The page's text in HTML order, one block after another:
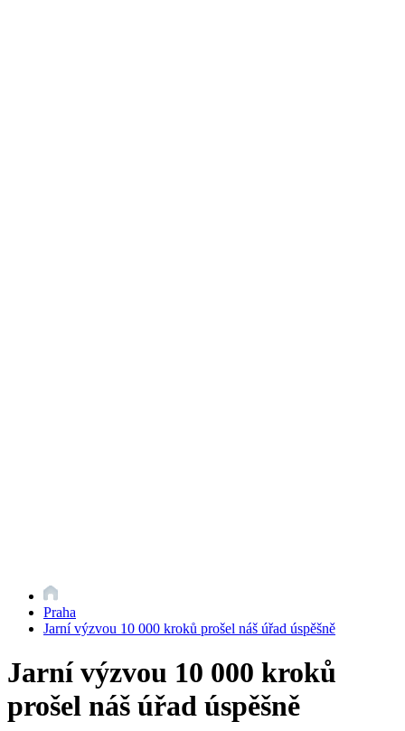
Praha
Jarní výzvou 10 000 kroků prošel náš úřad úspěšně
Jarní výzvou 10 000 kroků
prošel náš úřad úspěšně